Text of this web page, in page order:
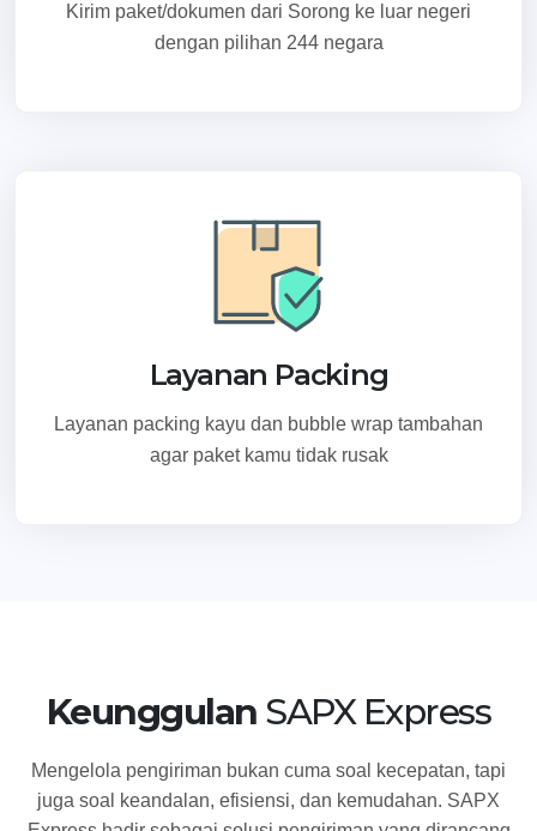
Kirim paket/dokumen dari Sorong ke luar negeri
dengan pilihan 244 negara
Layanan Packing
Layanan packing kayu dan bubble wrap tambahan
agar paket kamu tidak rusak
Keunggulan SAPX Express
Mengelola pengiriman bukan cuma soal kecepatan, tapi
juga soal keandalan, efisiensi, dan kemudahan. SAPX